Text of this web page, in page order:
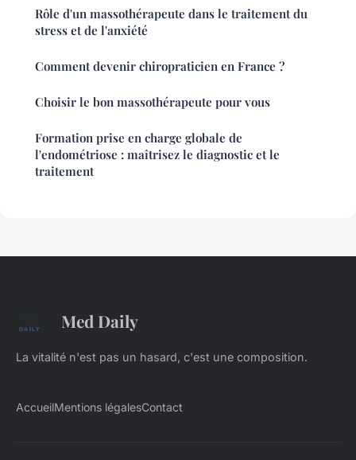
Rôle d'un massothérapeute dans le traitement du
stress et de l'anxiété
Comment devenir chiropraticien en France ?
Choisir le bon massothérapeute pour vous
Formation prise en charge globale de
l'endométriose : maîtrisez le diagnostic et le
traitement
Med Daily
La vitalité n'est pas un hasard, c'est une composition.
AccueilMentions légalesContact